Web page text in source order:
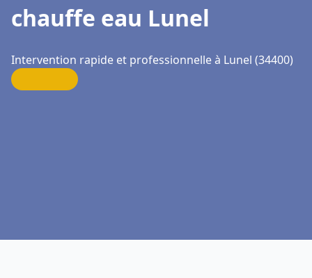
chauffe eau Lunel
Intervention rapide et professionnelle à Lunel (34400)